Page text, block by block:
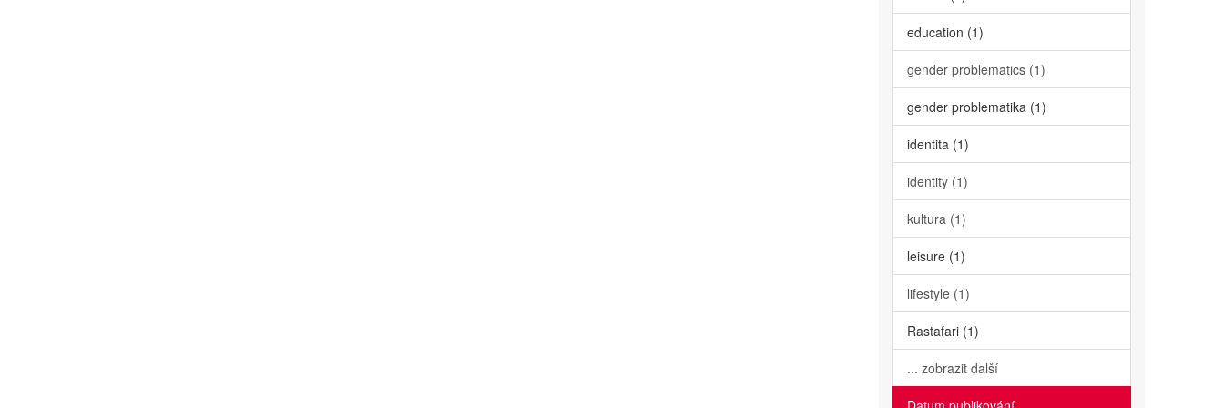
education (1)
gender problematics (1)
gender problematika (1)
identita (1)
identity (1)
kultura (1)
leisure (1)
lifestyle (1)
Rastafari (1)
... zobrazit další